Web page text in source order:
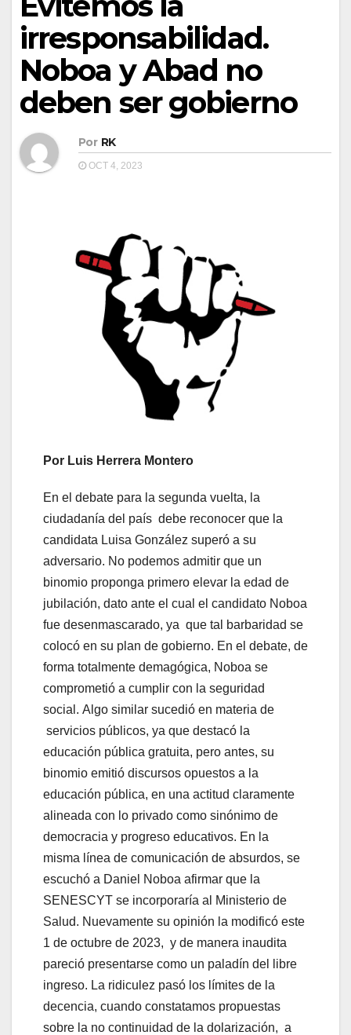
irresponsabilidad.
Noboa y Abad no
deben ser gobierno
Por RK
OCT 4, 2023
Por Luis Herrera Montero
En el debate para la segunda vuelta, la
ciudadanía del país debe reconocer que la
candidata Luisa González superó a su
adversario. No podemos admitir que un
binomio proponga primero elevar la edad de
jubilación, dato ante el cual el candidato Noboa
fue desenmascarado, ya que tal barbaridad se
colocó en su plan de gobierno. En el debate, de
forma totalmente demagógica, Noboa se
comprometió a cumplir con la seguridad
social. Algo similar sucedió en materia de
servicios públicos, ya que destacó la
educación pública gratuita, pero antes, su
binomio emitió discursos opuestos a la
educación pública, en una actitud claramente
alineada con lo privado como sinónimo de
democracia y progreso educativos. En la
misma línea de comunicación de absurdos, se
escuchó a Daniel Noboa afirmar que la
SENESCYT se incorporaría al Ministerio de
Salud. Nuevamente su opinión la modificó este
1 de octubre de 2023, y de manera inaudita
pareció presentarse como un paladín del libre
ingreso. La ridiculez pasó los límites de la
decencia, cuando constatamos propuestas
sobre la no continuidad de la dolarización, a